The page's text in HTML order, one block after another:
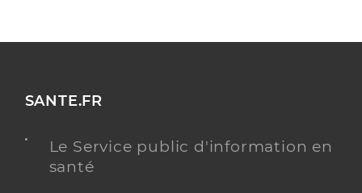
SANTE.FR
Le Service public d'information en
santé